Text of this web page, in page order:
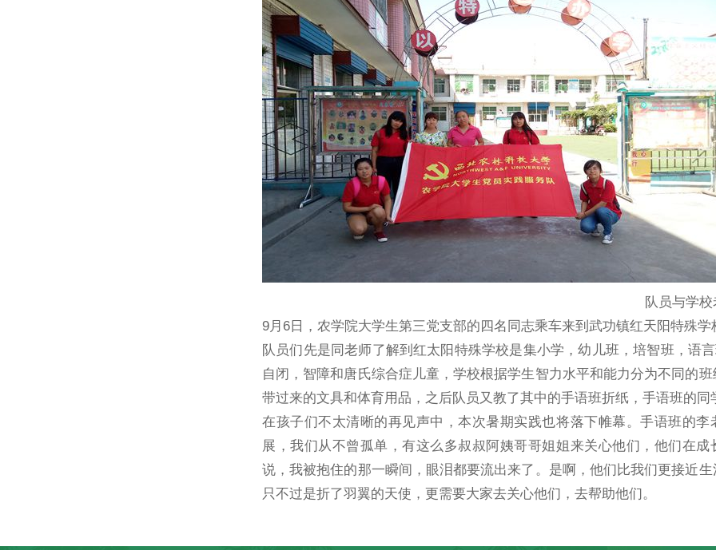
队员与学
9月6日，农学院大学生第三党支部的四名同志乘车来到武功镇红天阳特殊
队员们先是同老师了解到红太阳特殊学校是集小学，幼儿班，培智班，语
自闭，智障和唐氏综合症儿童，学校根据学生智力水平和能力分为不同的
带过来的文具和体育用品，之后队员又教了其中的手语班折纸，手语班的
在孩子们不太清晰的再见声中，本次暑期实践也将落下帷幕。手语班的
展，我们从不曾孤单，有这么多叔叔阿姨哥哥姐姐来关心他们，他们在
说，我被抱住的那一瞬间，眼泪都要流出来了。是啊，他们比我们更接近
只不过是折了羽翼的天使，更需要大家去关心他们，去帮助他们。